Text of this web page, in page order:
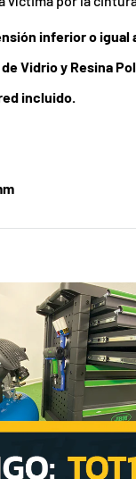
inferior o igual
Vidrio y Resina
incluido.